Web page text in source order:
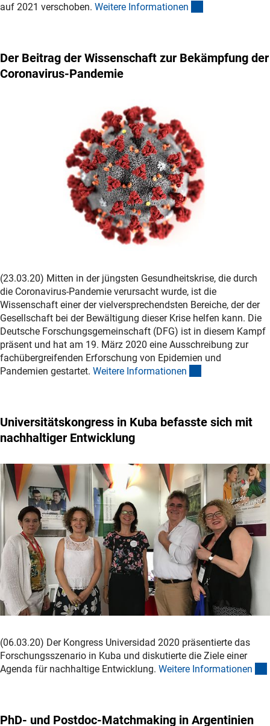
auf 2021 verschoben. Weitere Informationen
Der Beitrag der Wissenschaft zur Bekämpfung der
Coronavirus-Pandemie
(23.03.20) Mitten in der jüngsten Gesundheitskrise, die durch
die Coronavirus-Pandemie verursacht wurde, ist die
Wissenschaft einer der vielversprechendsten Bereiche, der der
Gesellschaft bei der Bewältigung dieser Krise helfen kann. Die
Deutsche Forschungsgemeinschaft (DFG) ist in diesem Kampf
präsent und hat am 19. März 2020 eine Ausschreibung zur
fachübergreifenden Erforschung von Epidemien und
Pandemien gestartet. Weitere Informationen
Universitätskongress in Kuba befasste sich mit
nachhaltiger Entwicklung
(06.03.20) Der Kongress Universidad 2020 präsentierte das
Forschungsszenario in Kuba und diskutierte die Ziele einer
Agenda für nachhaltige Entwicklung. Weitere Informationen
PhD- und Postdoc-Matchmaking in Argentinien